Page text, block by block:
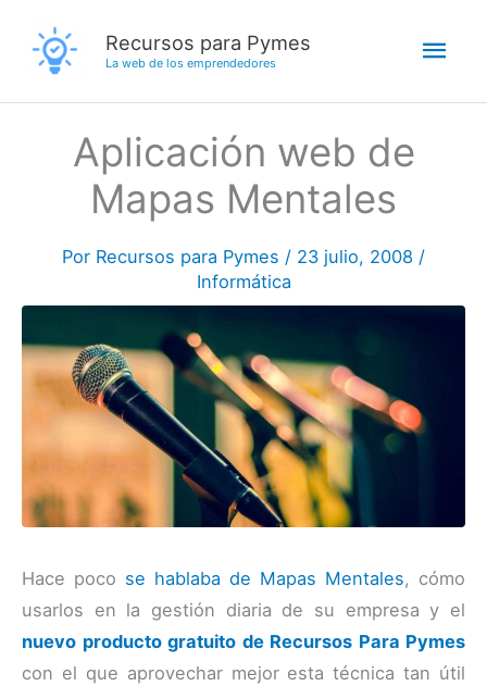
contenido
Recursos para Pymes
La web de los emprendedores
Aplicación web de
Mapas Mentales
Por Recursos para Pymes / 23 julio, 2008 /
Informática
Hace poco se hablaba de Mapas Mentales, cómo
usarlos en la gestión diaria de su empresa y el
nuevo producto gratuito de Recursos Para Pymes
con el que aprovechar mejor esta técnica tan útil